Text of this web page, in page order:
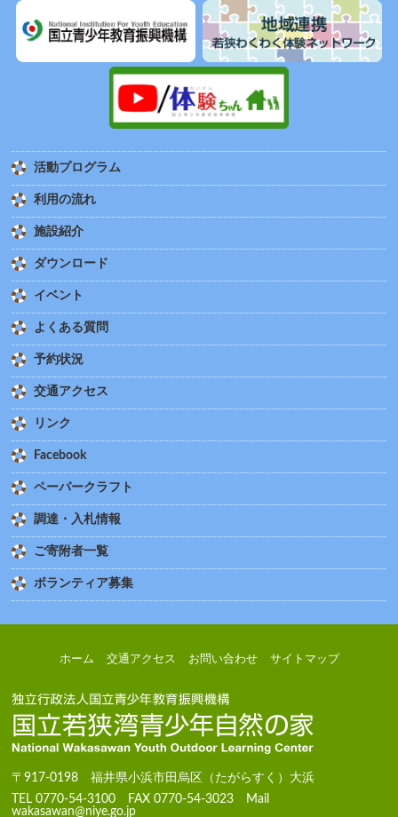
活動プログラム
利用の流れ
施設紹介
ダウンロード
イベント
よくある質問
予約状況
交通アクセス
リンク
Facebook
ペーパークラフト
調達・入札情報
ご寄附者一覧
ボランティア募集
ホーム 交通アクセス お問い合わせ サイトマップ
〒917-0198 福井県小浜市田烏区（たがらすく）大浜
TEL 0770-54-3100 FAX 0770-54-3023 Mail
wakasawan@niye.go.jp